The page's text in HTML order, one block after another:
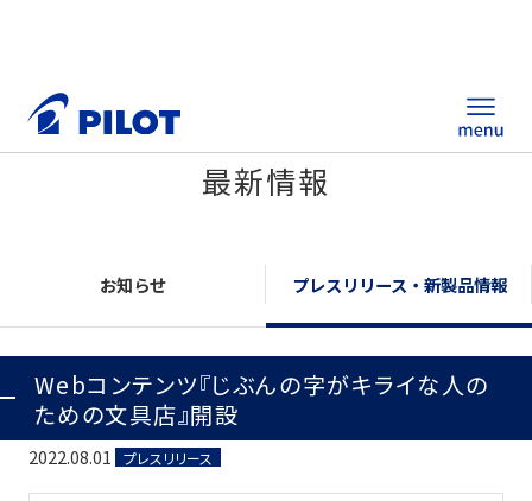
製品情報
替え芯サイト
総合カタログ
最新情報
お知らせ プレスリリース・新製品情報
Webコンテンツ『じぶんの字がキライな人の
ための文具店』開設
2022.08.01 プレスリリース